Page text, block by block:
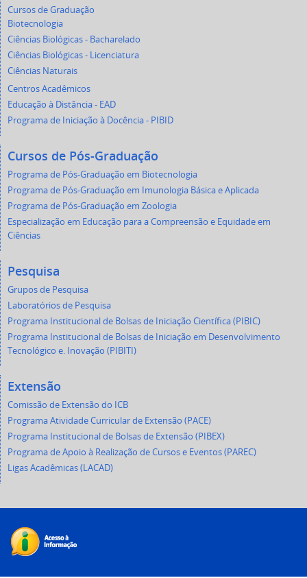
Cursos de Graduação
Biotecnologia
Ciências Biológicas - Bacharelado
Ciências Biológicas - Licenciatura
Ciências Naturais
Centros Acadêmicos
Educação à Distância - EAD
Programa de Iniciação à Docência - PIBID
Cursos de Pós-Graduação
Programa de Pós-Graduação em Biotecnologia
Programa de Pós-Graduação em Imunologia Básica e Aplicada
Programa de Pós-Graduação em Zoologia
Especialização em Educação para a Compreensão e Equidade em
Ciências
Pesquisa
Grupos de Pesquisa
Laboratórios de Pesquisa
Programa Institucional de Bolsas de Iniciação Científica (PIBIC)
Programa Institucional de Bolsas de Iniciação em Desenvolvimento
Tecnológico e. Inovação (PIBITI)
Extensão
Comissão de Extensão do ICB
Programa Atividade Curricular de Extensão (PACE)
Programa Institucional de Bolsas de Extensão (PIBEX)
Programa de Apoio à Realização de Cursos e Eventos (PAREC)
Ligas Acadêmicas (LACAD)